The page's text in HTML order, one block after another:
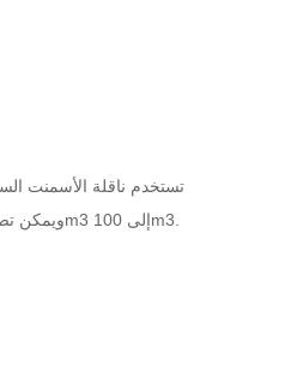
تستخدم ناقلة الأسمنت
مخصصة وفقًا لاحتياجات العملاء. يمكن تصميم Cile صومعة عرض مختصر لفيلم كنوع V أو W ، ويمكن تصميم مستوى الصوت أيضًا من 30m3 إلى 100m3.